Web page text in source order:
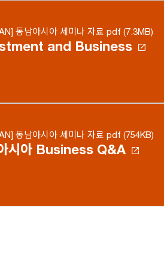
동남아시아 세미나 자료 pdf (7.3MB)
and Business
동남아시아 세미나 자료 pdf (754KB)
시아 Business Q&A